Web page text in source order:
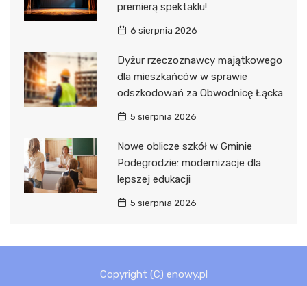
premierą spektaklu!
6 sierpnia 2026
Dyżur rzeczoznawcy majątkowego
dla mieszkańców w sprawie
odszkodowań za Obwodnicę Łącka
5 sierpnia 2026
Nowe oblicze szkół w Gminie
Podegrodzie: modernizacje dla
lepszej edukacji
5 sierpnia 2026
Copyright (C) enowy.pl